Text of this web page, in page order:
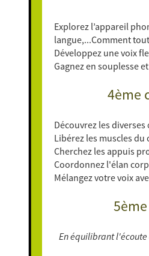
Explorez l’appareil
langue,...Comment
Développez une voix
Gagnez en souplesse
4ème
Découvrez les
Libérez les muscles du
Cherchez les appuis
Coordonnez l'élan
Mélangez votre voix
En équilibrant l'écoute